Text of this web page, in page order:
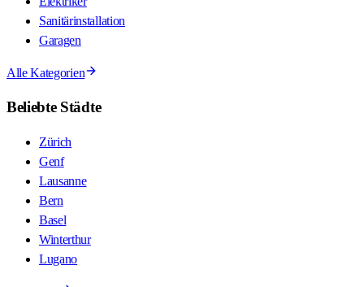
Sanitärinstallation
Garagen
Alle Kategorien
Beliebte Städte
Zürich
Genf
Lausanne
Bern
Basel
Winterthur
Lugano